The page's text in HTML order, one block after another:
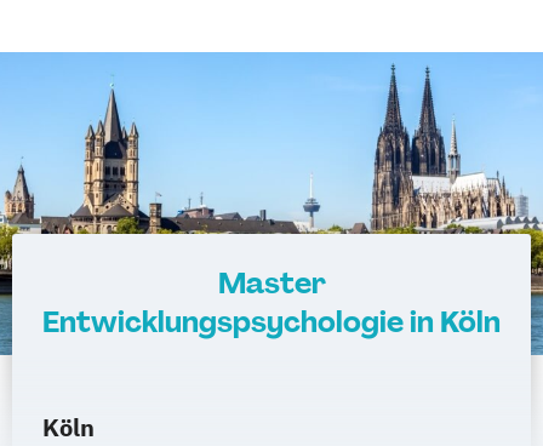
Master
Entwicklungspsychologie in Köln
Köln